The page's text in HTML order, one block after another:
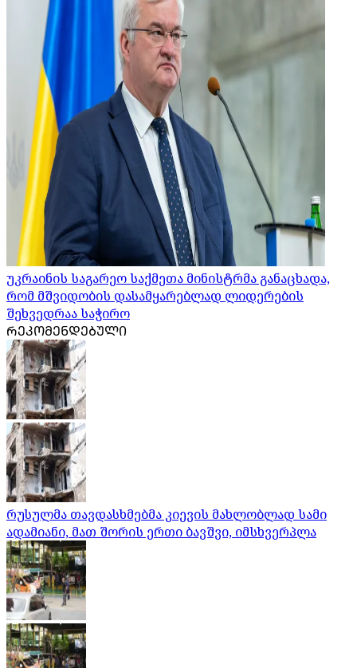
უკრაინის საგარეო საქმეთა მინისტრმა განაცხადა,
რომ მშვიდობის დასამყარებლად ლიდერების
შეხვედრაა საჭირო
ᲠᲔᲙᲝᲛᲔᲜᲓᲔᲑᲣᲚᲘ
რუსულმა თავდასხმებმა კიევის მახლობლად სამი
ადამიანი, მათ შორის ერთი ბავშვი, იმსხვერპლა